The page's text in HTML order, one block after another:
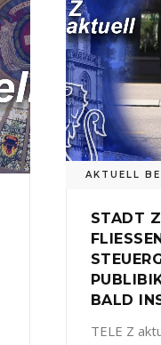
AKTUELL
STADT
FLIESSEN
BALD
TELE Z